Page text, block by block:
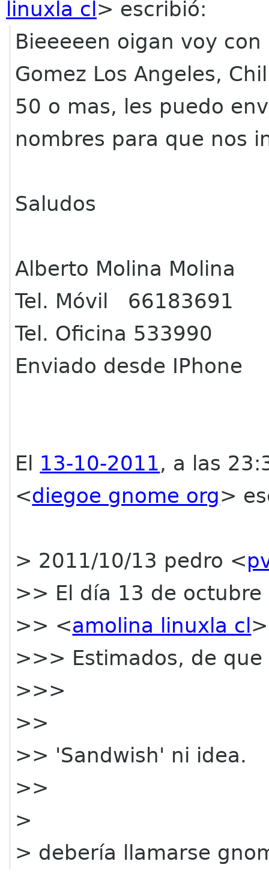
linuxla cl > escribió:
Bieeeeen oigan voy
Gomez Los Angeles,
50 o mas, les puedo
nombres para que nos
Saludos
Alberto Molina Molina
Tel. Móvil 66183691
Tel. Oficina 533990
Enviado desde IPhone
El 13-10-2011, a las
<diegoe gnome org>
> 2011/10/13 pedro <
>> El día 13 de
>> <amolina linuxla cl
>>> Estimados, de que
>>>
>>
>> 'Sandwish' ni idea.
>>
>
> debería llamarse